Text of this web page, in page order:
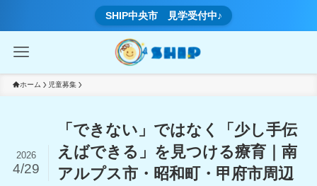
SHIP中央市 見学受付中♪
ホーム 児童募集
「できない」ではなく「少し手伝
えばできる」を見つける療育｜南
アルプス市・昭和町・甲府市周辺
2026
4/29